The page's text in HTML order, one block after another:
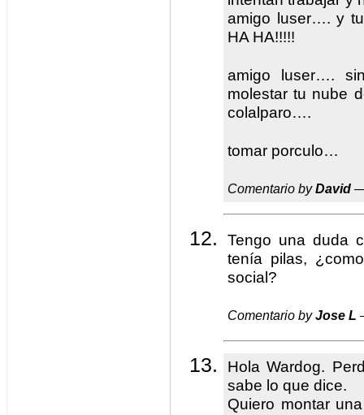
amigo luser…. y
HA HA!!!!!
amigo luser….
molestar tu nube
colalparo….
tomar porculo…
Comentario byDavid
Tengo una duda
tenía pilas,
social?
Comentario byJose L
Hola Wardog.
sabe lo que dice.
Quiero montar